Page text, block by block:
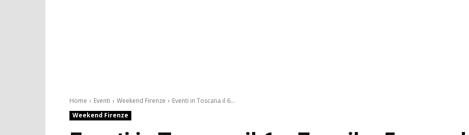
Home Eventi Weekend Firenze
Eventi in Toscana il 6...
Weekend Firenze